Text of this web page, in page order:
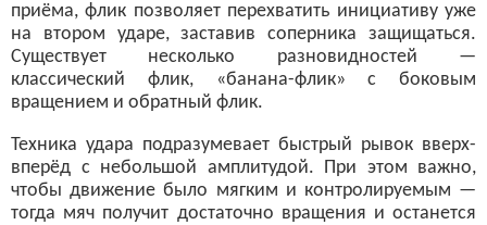
приёма, флик позволяет перехватить инициативу уже
на втором ударе, заставив соперника защищаться.
Существует несколько разновидностей —
классический флик, «банана-флик» с боковым
вращением и обратный флик.
Техника удара подразумевает быстрый рывок вверх-
вперёд с небольшой амплитудой. При этом важно,
чтобы движение было мягким и контролируемым —
тогда мяч получит достаточно вращения и останется